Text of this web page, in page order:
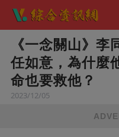
《一念關山》
任如意，為什麼
命也要救他？
2023/12/05